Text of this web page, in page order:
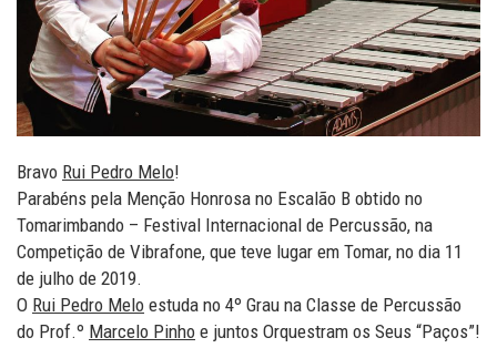
Bravo Rui Pedro Melo!
Parabéns pela Menção Honrosa no Escalão B obtido no
Tomarimbando – Festival Internacional de Percussão, na
Competição de Vibrafone, que teve lugar em Tomar, no dia 11
de julho de 2019.
O Rui Pedro Melo estuda no 4º Grau na Classe de Percussão
do Prof.º Marcelo Pinho e juntos Orquestram os Seus “Paços”!